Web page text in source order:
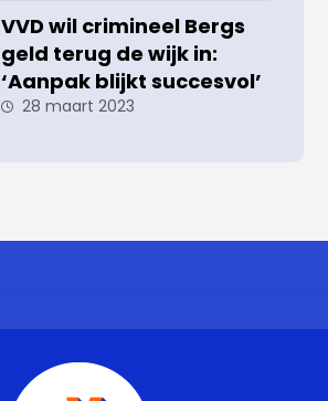
VVD wil crimineel Bergs
geld terug de wijk in:
‘Aanpak blijkt succesvol’
28 maart 2023